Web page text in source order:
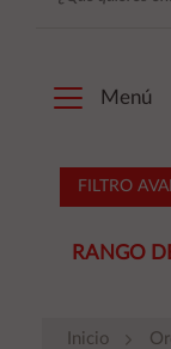
Menú
FILTRO
RANGO
Inicio